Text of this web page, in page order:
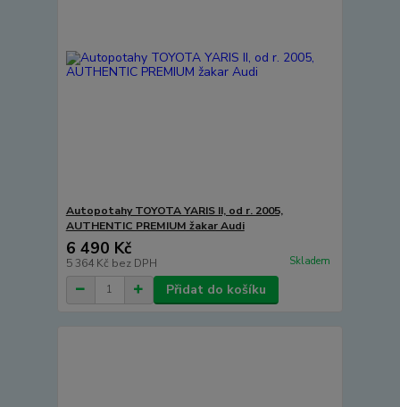
Autopotahy TOYOTA YARIS II, od r. 2005,
AUTHENTIC PREMIUM žakar Audi
6 490 Kč
5 364 Kč bez DPH Skladem
Přidat do košíku